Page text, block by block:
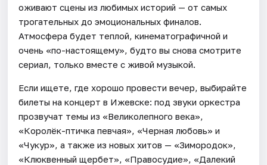
оживают сцены из любимых историй — от самых
трогательных до эмоциональных финалов.
Атмосфера будет теплой, кинематографичной и
очень «по-настоящему», будто вы снова смотрите
сериал, только вместе с живой музыкой.
Если ищете, где хорошо провести вечер, выбирайте
билеты на концерт в Ижевске: под звуки оркестра
прозвучат темы из «Великолепного века»,
«Королёк-птичка певчая», «Черная любовь» и
«Чукур», а также из новых хитов — «Зимородок»,
«Клюквенный щербет», «Правосудие», «Далекий